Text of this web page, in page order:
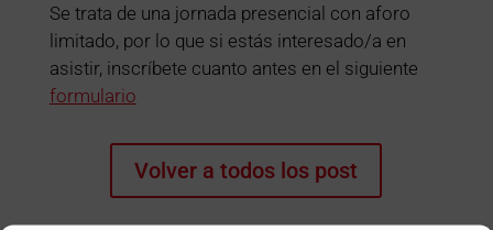
Se trata de una jornada presencial con aforo
limitado, por lo que si estás interesado/a en
asistir, inscríbete cuanto antes en el siguiente
formulario
Volver a todos los post